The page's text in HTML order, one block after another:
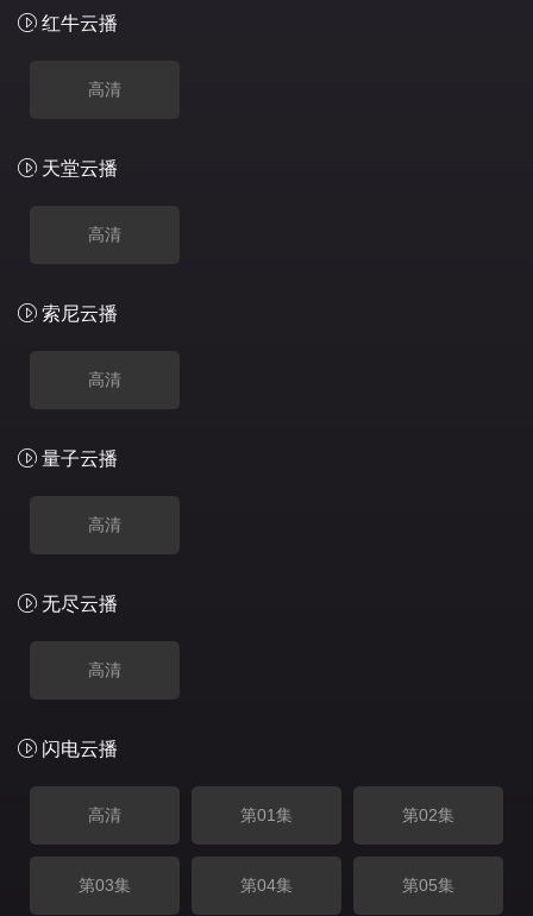
红牛云播
高清
天堂云播
高清
索尼云播
高清
量子云播
高清
无尽云播
高清
闪电云播
高清 第01集 第02集
第03集 第04集 第05集